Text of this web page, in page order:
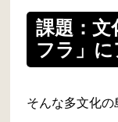
課題：文
フラ」
そんな多文化